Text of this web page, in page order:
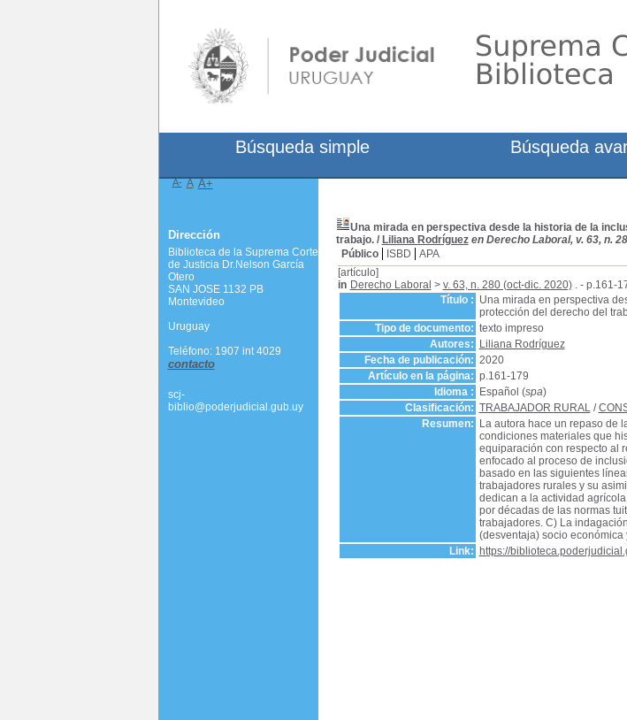
Una mirada en perspectiva desde la historia de la
trabajo./ Liliana Rodríguez en Derecho Laboral, v. 63, n.
Público
ISBD
APA
[artículo]
in Derecho Laboral > v. 63, n. 280 (oct-dic. 2020). - p.161-
Título : Una mirada en perspectiva
protección del derecho del
Tipo de documento: texto impreso
Autores:
Liliana Rodríguez
Fecha de publicación: 2020
Artículo en la página: p.161-179
Idioma :
Español (spa)
Clasificación: TRABAJADOR RURAL/
Resumen:
La autora hace un repaso de
condiciones materiales que
equiparación con respecto al
enfocado al proceso de
basado en las siguientes
trabajadores rurales y su
dedican a la actividad
por décadas de las normas
trabajadores. C) La
(desventaja) socio
Link:
https://
Búsqueda simple Búsqueda
A- A A+
Dirección
Biblioteca de la Suprema Corte
de Justicia Dr.Nelson García
Otero
SAN JOSE 1132 PB
Montevideo
Uruguay
Teléfono: 1907 int 4029
contacto
scj-
biblio@poderjudicial.gub.uy